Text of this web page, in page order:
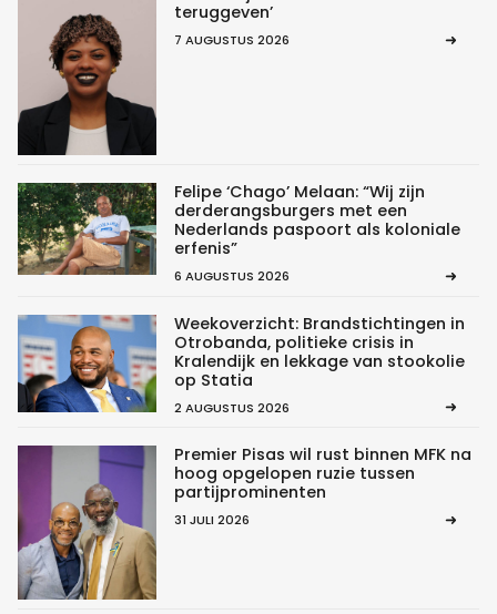
teruggeven’
7 AUGUSTUS 2026
Felipe ‘Chago’ Melaan: “Wij zijn
derderangsburgers met een
Nederlands paspoort als koloniale
erfenis”
6 AUGUSTUS 2026
Weekoverzicht: Brandstichtingen in
Otrobanda, politieke crisis in
Kralendijk en lekkage van stookolie
op Statia
2 AUGUSTUS 2026
Premier Pisas wil rust binnen MFK na
hoog opgelopen ruzie tussen
partijprominenten
31 JULI 2026